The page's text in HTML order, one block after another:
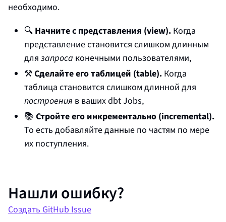
необходимо.
🔍 Начните с представления (view). Когда
представление становится слишком длинным
для запроса конечными пользователями,
⚒️Сделайте его таблицей (table). Когда
таблица становится слишком длинной для
построения в ваших dbt Jobs,
📚 Стройте его инкрементально (incremental).
То есть добавляйте данные по частям по мере
их поступления.
Нашли ошибку?
Создать GitHub Issue